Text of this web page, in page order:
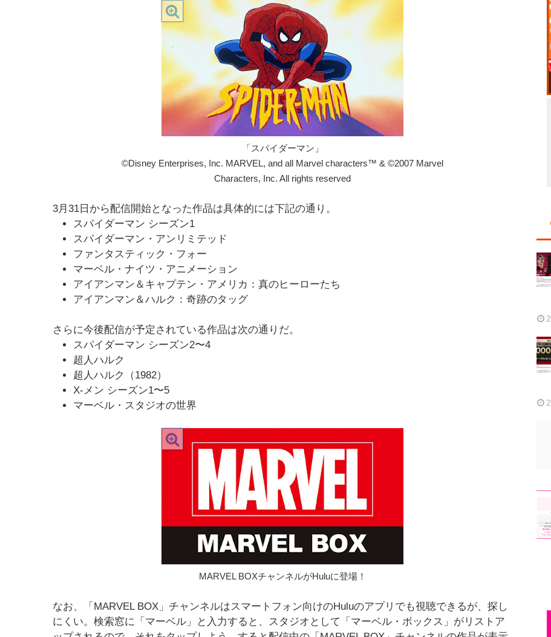
「スパイダーマン」
©Disney Enterprises, Inc. MARVEL, and all Marvel characters™ & ©2007 Marvel
Characters, Inc. All rights reserved
3月31日から配信開始となった作品は具体的には下記の通り。
スパイダーマン シーズン1
スパイダーマン・アンリミテッド
ファンタスティック・フォー
マーベル・ナイツ・アニメーション
アイアンマン＆キャプテン・アメリカ：真のヒーローたち
アイアンマン＆ハルク：奇跡のタッグ
さらに今後配信が予定されている作品は次の通りだ。
スパイダーマン シーズン2〜4
超人ハルク
超人ハルク（1982）
X-メン シーズン1〜5
マーベル・スタジオの世界
MARVEL BOXチャンネルがHuluに登場！
なお、「MARVEL BOX」チャンネルはスマートフォン向けのHuluのアプリでも視聴できるが、探し
にくい。検索窓に「マーベル」と入力すると、スタジオとして「マーベル・ボックス」がリストア